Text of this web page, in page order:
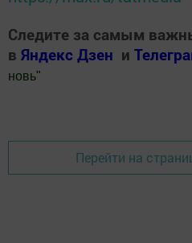
Следите за самым
в Яндекс Дзен и
новь"
Перейти на